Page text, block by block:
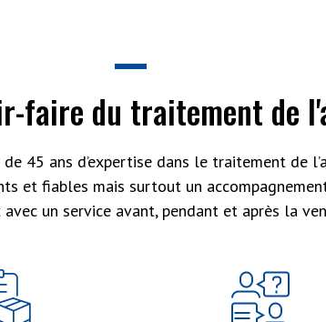
faire du traitement de
de 45 ans d’expertise dans le traitement de
et fiables mais surtout un
un service avant, pendant et après la